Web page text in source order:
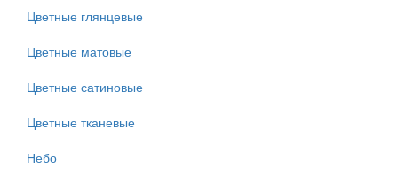
Цветные глянцевые
Цветные матовые
Цветные сатиновые
Цветные тканевые
Небо